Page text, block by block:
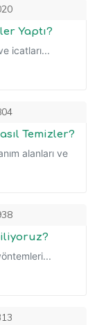
Yaptı?
icatları...
Temizler?
alanları ve